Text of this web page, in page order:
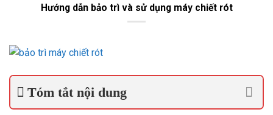
Hướng dẫn bảo trì và sử dụng máy chiết rót
Tóm tắt nội dung